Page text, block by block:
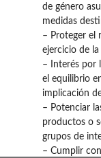
de género
medidas
– Proteger el
ejercicio de
– Interés por
el equilibrio
implicación
– Potenciar
productos o
grupos de
– Cumplir